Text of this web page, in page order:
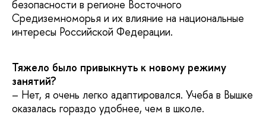
безопасности в регионе Восточного
Средиземноморья и их влияние на национальные
интересы Российской Федерации.
Тяжело было привыкнуть к новому режиму
занятий?
– Нет, я очень легко адаптировался. Учеба в Вышке
оказалась гораздо удобнее, чем в школе.